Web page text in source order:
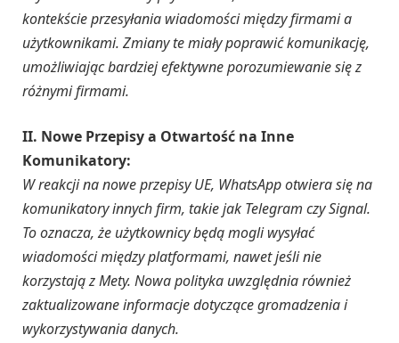
kontekście przesyłania wiadomości między firmami a
użytkownikami. Zmiany te miały poprawić komunikację,
umożliwiając bardziej efektywne porozumiewanie się z
różnymi firmami.
II. Nowe Przepisy a Otwartość na Inne
Komunikatory:
W reakcji na nowe przepisy UE, WhatsApp otwiera się na
komunikatory innych firm, takie jak Telegram czy Signal.
To oznacza, że użytkownicy będą mogli wysyłać
wiadomości między platformami, nawet jeśli nie
korzystają z Mety. Nowa polityka uwzględnia również
zaktualizowane informacje dotyczące gromadzenia i
wykorzystywania danych.